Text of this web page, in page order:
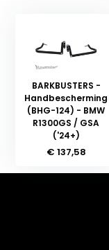
BARKBUSTERS -
Handbescherming
(BHG-124) - BMW
R1300GS / GSA
('24+)
€ 137,58